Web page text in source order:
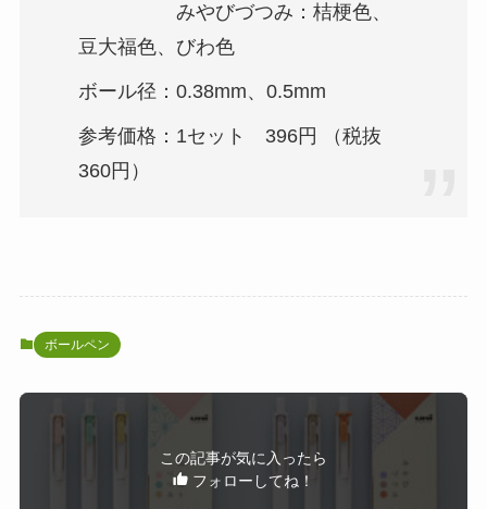
みやびづつみ：桔梗色、
豆大福色、びわ色
ボール径：0.38mm、0.5mm
参考価格：1セット 396円 （税抜
360円）
ボールペン
この記事が気に入ったら
フォローしてね！